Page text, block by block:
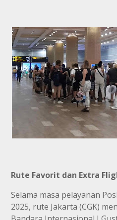
Rute Favorit dan Extra
Selama masa pelayanan
2025, rute Jakarta (CGK)